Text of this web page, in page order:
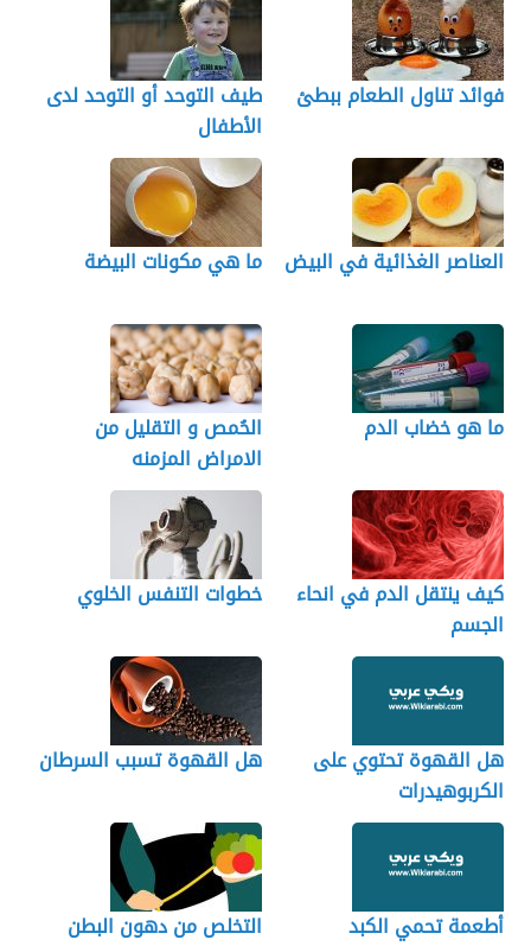
فوائد تناول الطعام ببطئ
طيف التوحد أو التوحد لدى
الأطفال
العناصر الغذائية في البيض ما هي مكونات البيضة
ما هو خضاب الدم
الحُمص و التقليل من
الامراض المزمنه
كيف ينتقل الدم في انحاء
الجسم
خطوات التنفس الخلوي
هل القهوة تحتوي على
الكربوهيدرات
هل القهوة تسبب السرطان
أطعمة تحمي الكبد التخلص من دهون البطن